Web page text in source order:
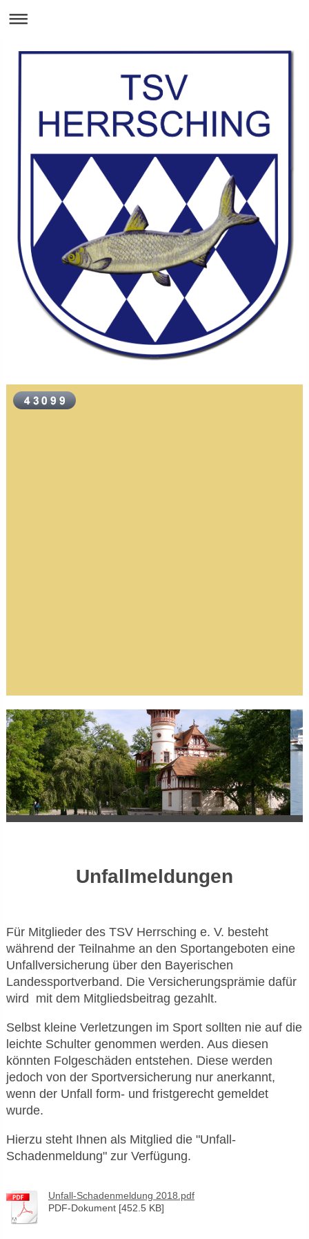
Unfallmeldungen
Für Mitglieder des TSV Herrsching e. V. besteht
während der Teilnahme an den Sportangeboten eine
Unfallversicherung über den Bayerischen
Landessportverband. Die Versicherungsprämie dafür
wird mit dem Mitgliedsbeitrag gezahlt.
Selbst kleine Verletzungen im Sport sollten nie auf die
leichte Schulter genommen werden. Aus diesen
könnten Folgeschäden entstehen. Diese werden
jedoch von der Sportversicherung nur anerkannt,
wenn der Unfall form- und fristgerecht gemeldet
wurde.
Hierzu steht Ihnen als Mitglied die "Unfall-
Schadenmeldung" zur Verfügung.
Unfall-Schadenmeldung 2018.pdf
PDF-Dokument [452.5 KB]